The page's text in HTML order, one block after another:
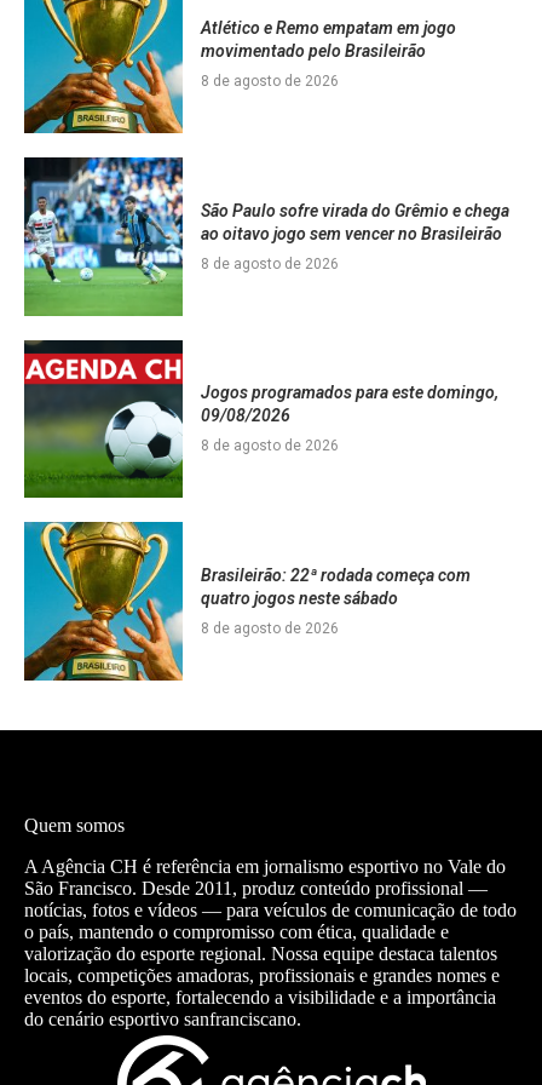
Atlético e Remo empatam em jogo
movimentado pelo Brasileirão
8 de agosto de 2026
São Paulo sofre virada do Grêmio e chega
ao oitavo jogo sem vencer no Brasileirão
8 de agosto de 2026
Jogos programados para este domingo,
09/08/2026
8 de agosto de 2026
Brasileirão: 22ª rodada começa com
quatro jogos neste sábado
8 de agosto de 2026
Quem somos
A Agência CH é referência em jornalismo esportivo no Vale do
São Francisco. Desde 2011, produz conteúdo profissional —
notícias, fotos e vídeos — para veículos de comunicação de todo
o país, mantendo o compromisso com ética, qualidade e
valorização do esporte regional. Nossa equipe destaca talentos
locais, competições amadoras, profissionais e grandes nomes e
eventos do esporte, fortalecendo a visibilidade e a importância
do cenário esportivo sanfranciscano.